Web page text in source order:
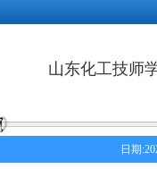
山东化工技师
日期